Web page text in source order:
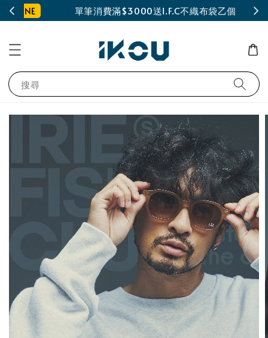
單筆消費滿$3000送I.F.C不織布袋乙個
搜尋